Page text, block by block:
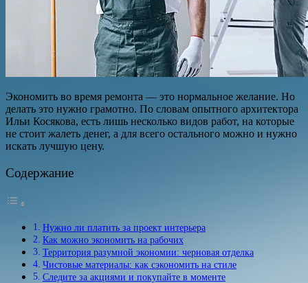
Экономить во время ремонта — это нормальное желание. Но
делать это нужно грамотно. По словам опытного архитектора
Ильи Косякова, есть лишь несколько видов работ, на которые
не стоит жалеть денег, а для всего остального можно и нужно
искать лучшую цену.
Содержание
Нужно ли платить за проект интерьера
Как можно экономить на рабочих
Территория разумной экономии: черновая отделка
Чистовые материалы: как сэкономить на стиле
Следите за акциями и покупайте в моменте